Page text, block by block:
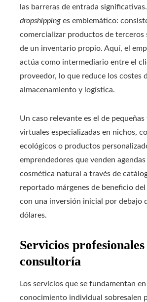
las barreras de entrada
dropshipping es emblemático:
comercializar productos de terceros
de un inventario propio. Aquí, el
actúa como intermediario entre el
proveedor, lo que reduce los costes
almacenamiento y logística.
Un caso relevante es el de pequeñas
virtuales especializadas en nichos,
ecológicos o productos
emprendedores que venden
cosmética natural a través de
reportado márgenes de beneficio del
con una inversión inicial por debajo
dólares.
Servicios
consultoría
Los servicios que se fundamentan en
conocimiento individual sobresalen